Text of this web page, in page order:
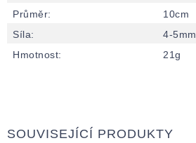
Průměr:
10cm
Síla:
4-5mm
Hmotnost: 21g
SOUVISEJÍCÍ PRODUKTY